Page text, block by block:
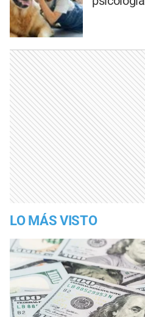
LO MÁS VISTO